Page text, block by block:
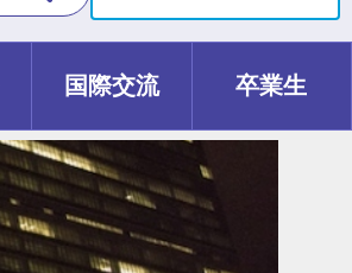
国際交流 卒業生